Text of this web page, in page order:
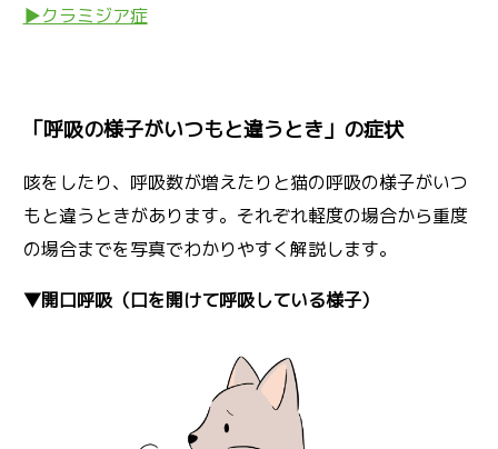
▶クラミジア症
「呼吸の様子がいつもと違うとき」の症状
咳をしたり、呼吸数が増えたりと猫の呼吸の様子がいつ
もと違うときがあります。それぞれ軽度の場合から重度
の場合までを写真でわかりやすく解説します。
▼開口呼吸（口を開けて呼吸している様子）